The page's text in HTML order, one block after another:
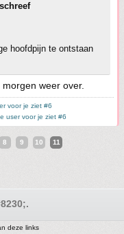
hoofdpijn te ontstaan
weer over.
voor je ziet #6
user voor je ziet #6
8 9 10 11
deze links